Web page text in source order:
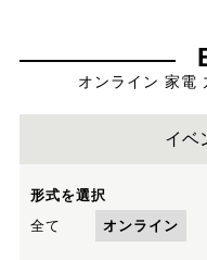
オンライン 家電
イベ
形式を選択
全て
オンライン